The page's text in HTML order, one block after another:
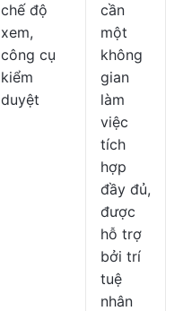
chế độ
xem,
công cụ
kiểm
duyệt
cần
một
không
gian
làm
việc
tích
hợp
đầy đủ,
được
hỗ trợ
bởi trí
tuệ
nhân